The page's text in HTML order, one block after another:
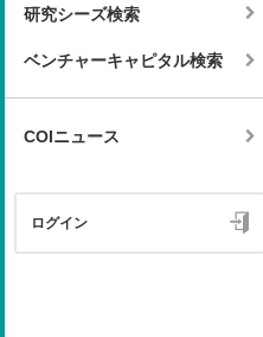
研究シーズ検索
ベンチャーキャピタル検索
COIニュース
ログイン